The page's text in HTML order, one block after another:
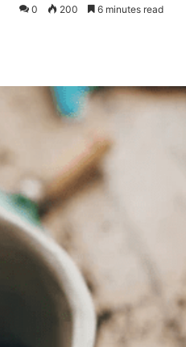
0 200 6 minutes read